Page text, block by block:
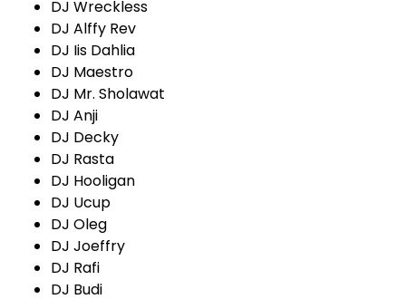
DJ Wreckless
DJ Alffy Rev
DJ Iis Dahlia
DJ Maestro
DJ Mr. Sholawat
DJ Anji
DJ Decky
DJ Rasta
DJ Hooligan
DJ Ucup
DJ Oleg
DJ Joeffry
DJ Rafi
DJ Budi